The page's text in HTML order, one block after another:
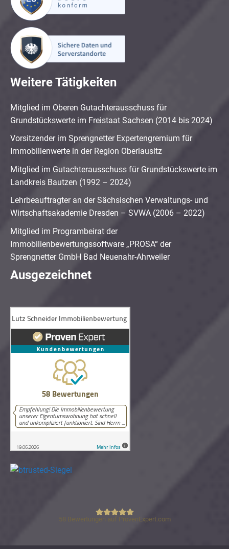
Weitere Tätigkeiten
Mitglied im Oberen Gutachterausschuss für
Grundstückswerte im Freistaat Sachsen (2014 bis 2024)
Vorsitzender im Sprengnetter Expertengremium für
Immobilienwerte in der Region Oberlausitz
Mitglied im Gutachterausschuss für Grundstückswerte im
Landkreis Bautzen (1992 – 2024)
Lehrbeauftragter an der Sächsischen Verwaltungs- und
Wirtschaftsakademie Dresden – SVWA (2006 – 2022)
Mitglied im Programbeirat der
Immobilienbewertungssoftware „PROSA“ der
Sprengnetter GmbH Bad Neuenahr-Ahrweiler
Ausgezeichnet
Lutz Schneider Immobilienbewertung
58 Bewertungen auf ProvenExpert.com